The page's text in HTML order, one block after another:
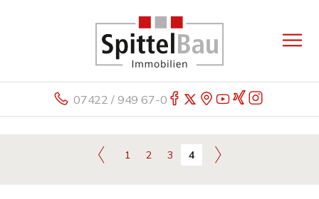
07422 / 949 67-0
1 2 3 4